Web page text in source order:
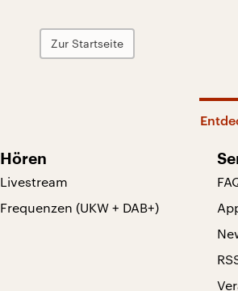
Zur Startseite
Hören
Livestream
Frequenzen (UKW + DAB+)